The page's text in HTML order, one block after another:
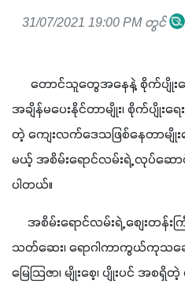
31/07/2021 19:00 PM တွင်
တောင်သူတွေအနေနဲ့ စိုက်ပျိုးရ
အချိန်မပေးနိုင်တာမျိုး၊ စိုက်ပျိုးရ
တဲ့ ကျေးလက်ဒေသဖြစ်နေတာ
မယ့် အစိမ်းရောင်လမ်းရဲ့ လုပ်ဆေ
ပါတယ်။
အစိမ်းရောင်လမ်းရဲ့ စျေးတန်းက
သတ်ဆေး၊ ရောဂါကာကွယ်ကုသဆေ
မြေသြဇာ၊ မျိုးစေ့၊ ပျိုးပင် အစ